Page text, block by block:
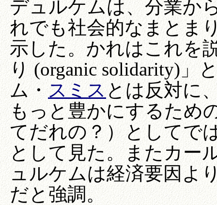
デュルケムは、分業か
れでも社会的なまとま
示した。かれはこれを
り (organic solidarity)」
ム・スミスとは反対に
もっと豊かにするため
てだれの？）としてで
として見た。またカー
ュルケムは経済要因よ
だと強調。